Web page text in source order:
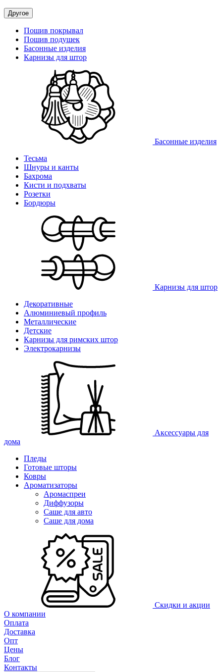
Другое
Пошив покрывал
Пошив подушек
Басонные изделия
Карнизы для штор
Басонные изделия
Тесьма
Шнуры и канты
Бахрома
Кисти и подхваты
Розетки
Бордюры
Карнизы для штор
Декоративные
Алюминиевый профиль
Металлические
Детские
Карнизы для римских штор
Электрокарнизы
Аксессуары для
дома
Пледы
Готовые шторы
Ковры
Ароматизаторы
Аромаспреи
Диффузоры
Саше для авто
Саше для дома
Скидки и акции
О компании
Оплата
Доставка
Опт
Цены
Блог
Контакты